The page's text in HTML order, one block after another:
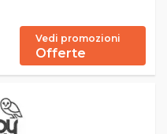
Vedi promozioni
Offerte